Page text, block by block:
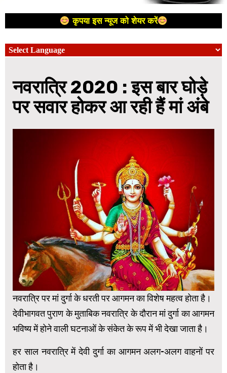
कृपया इस न्यूज को शेयर करें
नवरात्रि 2020 : इस बार घोड़े
पर सवार होकर आ रही हैं मां अंबे
नवरात्रि पर मां दुर्गा के धरती पर आगमन का विशेष महत्व होता है।
देवीभागवत पुराण के मुताबिक नवरात्रि के दौरान मां दुर्गा का आगमन
भविष्य में होने वाली घटनाओं के संकेत के रूप में भी देखा जाता है।
हर साल नवरात्रि में देवी दुर्गा का आगमन अलग-अलग वाहनों पर
होता है।